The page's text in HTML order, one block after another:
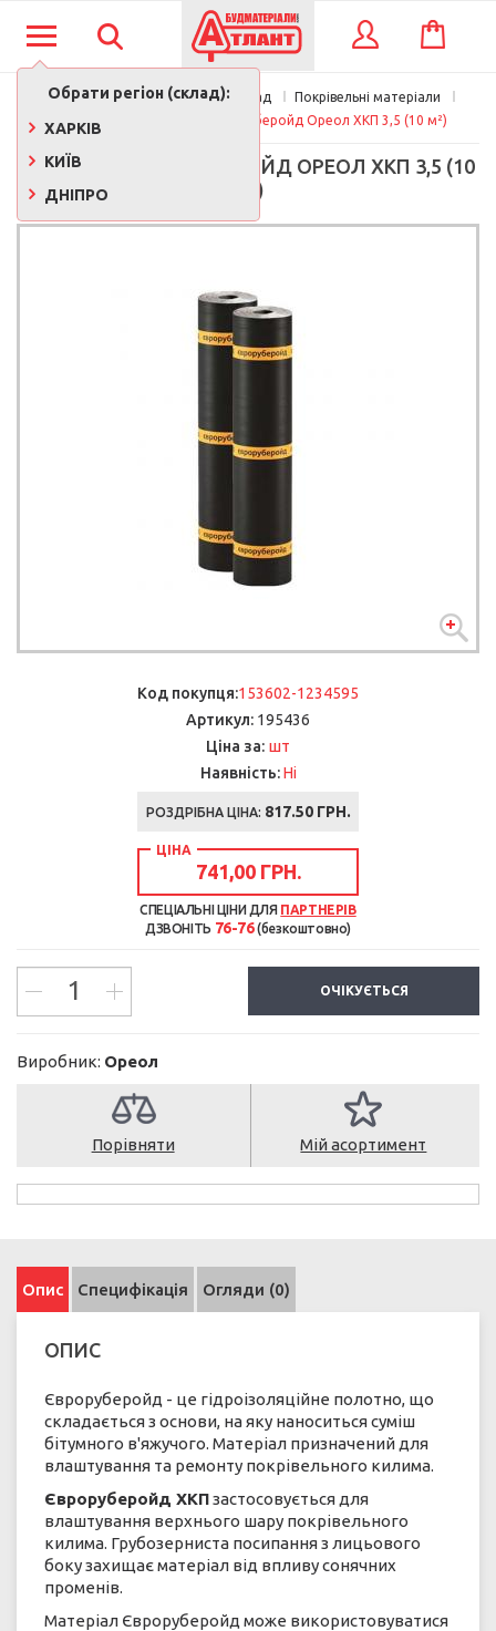
Обрати регіон (склад):
ХАРКІВ
КИЇВ
ДНІПРО
КОШИК
Покрівля, утеплення, фасад
Покрівельні матеріали
Руберойд
Рубероид євроруберойд Ореол ХКП 3,5 (10 м²)
РУБЕРОИД ЄВРОРУБЕРОЙД ОРЕОЛ ХКП 3,5 (10
М²)
Код покупця:153602-1234595
Артикул: 195436
Ціна за: шт
Наявність: Ні
РОЗДРІБНА ЦІНА: 817.50 ГРН.
ЦІНА
741,00 ГРН.
СПЕЦІАЛЬНІ ЦІНИ ДЛЯ ПАРТНЕРІВ
ДЗВОНІТЬ 76-76(безкоштовно)
ОЧІКУЄТЬСЯ
Виробник: Ореол
Порівняти Мій асортимент
Опис Специфікація Огляди (0)
ОПИС
Євроруберойд - це гідроізоляційне полотно, що
складається з основи, на яку наноситься суміш
бітумного в'яжучого. Матеріал призначений для
влаштування та ремонту покрівельного килима.
Євроруберойд ХКПзастосовується для
влаштування верхнього шару покрівельного
килима. Грубозерниста посипання з лицьового
боку захищає матеріал від впливу сонячних
променів.
Матеріал Євроруберойд може використовуватися